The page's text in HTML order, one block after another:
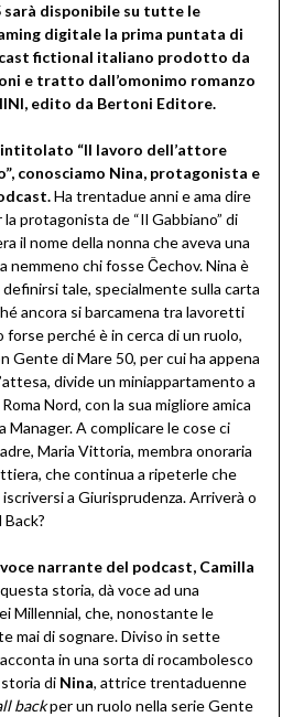
sarà disponibile su tutte le
digitale la prima puntata di
fictional italiano prodotto da
e tratto dall’omonimo romanzo
edito da Bertoni Editore.
“Il lavoro dell’attore
conosciamo Nina, protagonista e
Ha trentadue anni e ama dire
protagonista de “Il Gabbiano” di
il nome della nonna che aveva una
nemmeno chi fosse Čechov. Nina è
definirsi tale, specialmente sulla carta
ancora si barcamena tra lavoretti
perché è in cerca di un ruolo,
Gente di Mare 50, per cui ha appena
divide un miniappartamento a
Nord, con la sua migliore amica
Manager. A complicare le cose ci
Maria Vittoria, membra onoraria
che continua a ripeterle che
a Giurisprudenza. Arriverà o
narrante del podcast, Camilla
storia, dà voce ad una
Millennial, che, nonostante le
mai di sognare. Diviso in sette
in una sorta di rocambolesco
di Nina, attrice trentaduenne
backper un ruolo nella serie Gente